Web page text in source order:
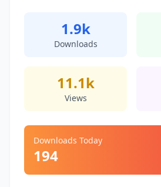
1.9k
Downloads
11.1k
Views
Downloads Today
194